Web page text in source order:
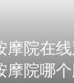
摩院在
摩院哪